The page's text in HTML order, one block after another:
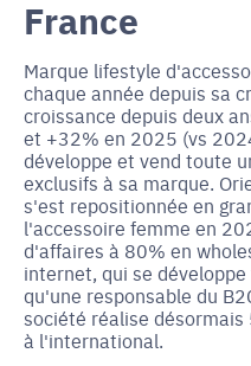
France
Marque lifestyle
chaque année depuis sa
croissance depuis deux
et +32% en 2025 (vs
développe et vend toute
exclusifs à sa marque.
s'est repositionnée en
l'accessoire femme en
d'affaires à 80% en
internet, qui se
qu'une responsable du
société réalise
à l'international.